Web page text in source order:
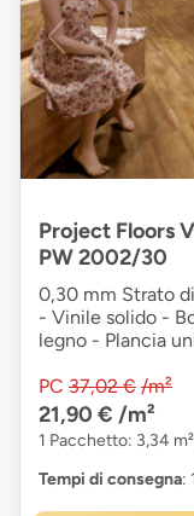
Project Floors
PW 2002/30
0,30 mm Strato
- Vinile solido -
legno - Plancia
PC 37,02 € /m²
21,90 € /m²
1 Pacchetto: 3,34
Tempi di consegna: